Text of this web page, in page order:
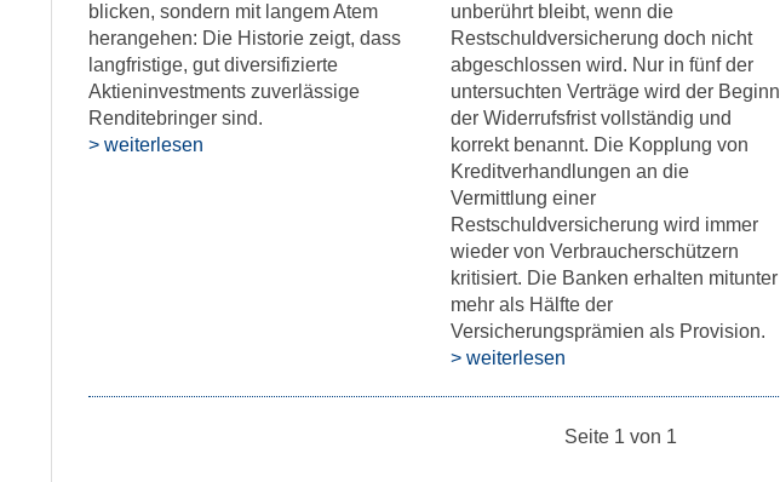
blicken, sondern mit langem Atem
herangehen: Die Historie zeigt, dass
langfristige, gut diversifizierte
Aktieninvestments zuverlässige
Renditebringer sind.
> weiterlesen
unberührt bleibt, wenn die
Restschuldversicherung doch nicht
abgeschlossen wird. Nur in fünf der
untersuchten Verträge wird der Beginn
der Widerrufsfrist vollständig und
korrekt benannt. Die Kopplung von
Kreditverhandlungen an die
Vermittlung einer
Restschuldversicherung wird immer
wieder von Verbraucherschützern
kritisiert. Die Banken erhalten mitunter
mehr als Hälfte der
Versicherungsprämien als Provision.
> weiterlesen
Seite 1 von 1